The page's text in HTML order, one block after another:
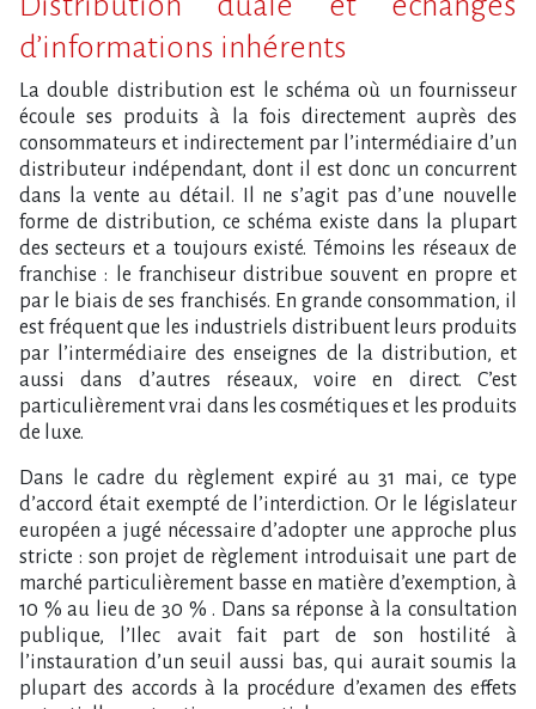
d’informations inhérents
La double distribution est le schéma où un fournisseur
écoule ses produits à la fois directement auprès des
consommateurs et indirectement par l’intermédiaire d’un
distributeur indépendant, dont il est donc un concurrent
dans la vente au détail. Il ne s’agit pas d’une nouvelle
forme de distribution, ce schéma existe dans la plupart
des secteurs et a toujours existé. Témoins les réseaux de
franchise : le franchiseur distribue souvent en propre et
par le biais de ses franchisés. En grande consommation, il
est fréquent que les industriels distribuent leurs produits
par l’intermédiaire des enseignes de la distribution, et
aussi dans d’autres réseaux, voire en direct. C’est
particulièrement vrai dans les cosmétiques et les produits
de luxe.
Dans le cadre du règlement expiré au 31 mai, ce type
d’accord était exempté de l’interdiction. Or le législateur
européen a jugé nécessaire d’adopter une approche plus
stricte : son projet de règlement introduisait une part de
marché particulièrement basse en matière d’exemption, à
10 % au lieu de 30 % . Dans sa réponse à la consultation
publique, l’Ilec avait fait part de son hostilité à
l’instauration d’un seuil aussi bas, qui aurait soumis la
plupart des accords à la procédure d’examen des effets